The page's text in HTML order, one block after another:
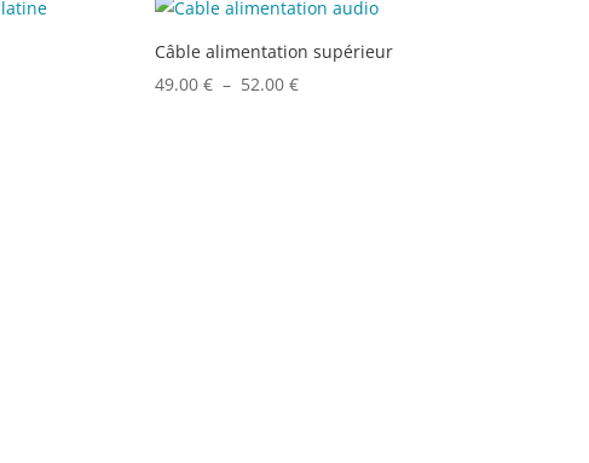
Câble alimentation supérieur
49.00€ – 52.00€Plage